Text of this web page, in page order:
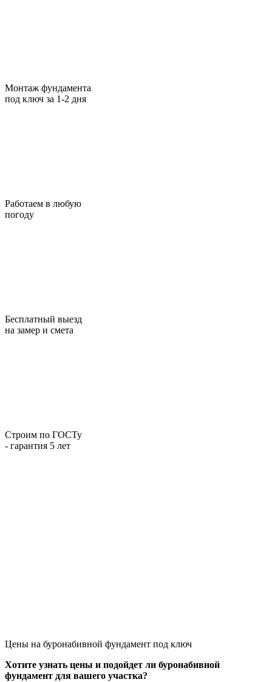
Монтаж фундамента
под ключ за 1-2 дня
Работаем в любую
погоду
Бесплатный выезд
на замер и смета
Строим по ГОСТу
- гарантия 5 лет
Цены на буронабивной фундамент под ключ
Хотите узнать цены и подойдет ли буронабивной
фундамент для вашего участка?